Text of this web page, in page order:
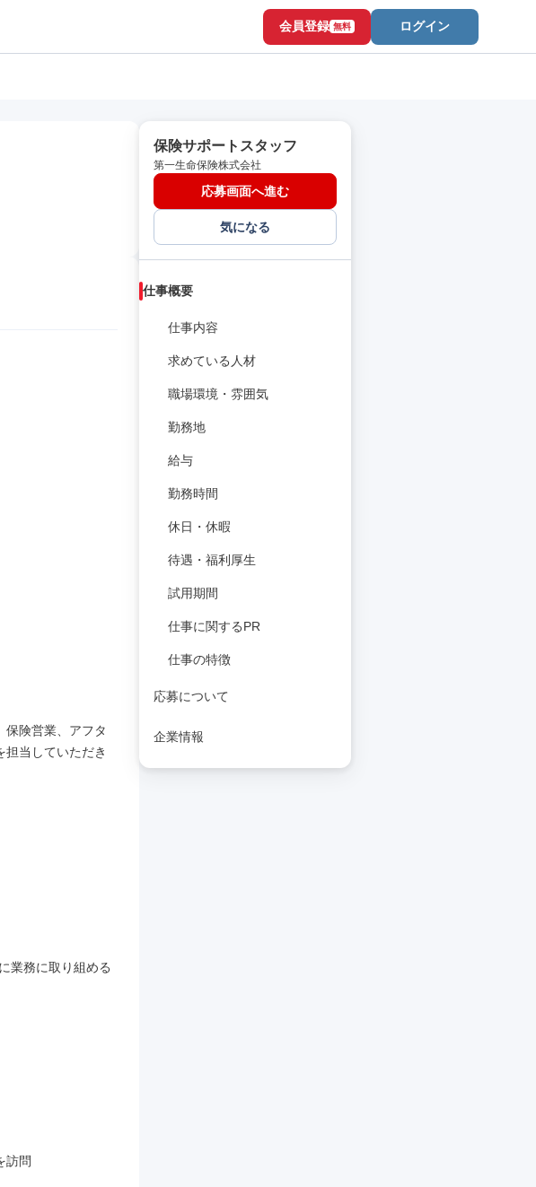
会員登録 無料 ログイン
保険営業、アフタ
当していただき
業務に取り組める
訪問
保険サポートスタッフ
第一生命保険株式会社
応募画面へ進む
気になる
仕事概要
仕事内容
求めている人材
職場環境・雰囲気
勤務地
給与
勤務時間
休日・休暇
待遇・福利厚生
試用期間
仕事に関するPR
仕事の特徴
応募について
企業情報